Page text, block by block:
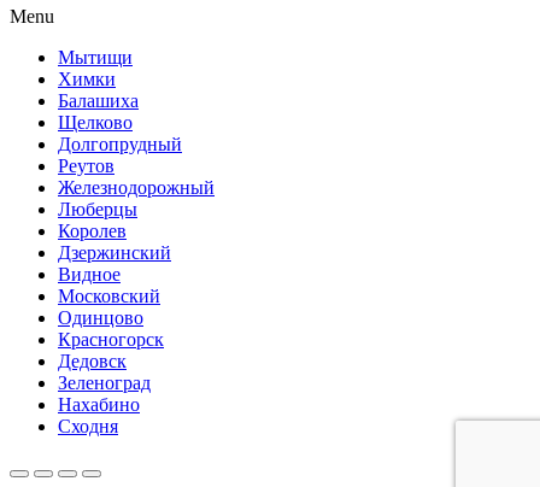
Menu
Мытищи
Химки
Балашиха
Щелково
Долгопрудный
Реутов
Железнодорожный
Люберцы
Королев
Дзержинский
Видное
Московский
Одинцово
Красногорск
Дедовск
Зеленоград
Нахабино
Сходня